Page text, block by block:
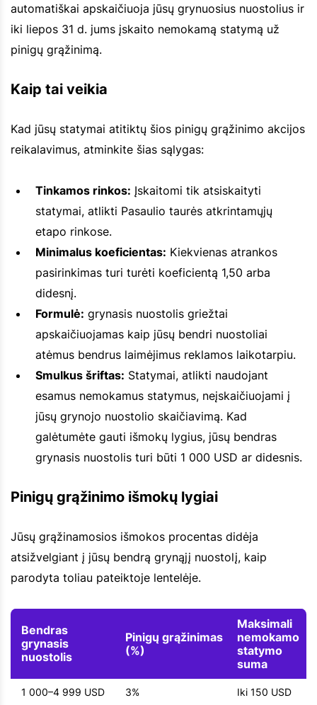
automatiškai apskaičiuoja jūsų grynuosius nuostolius ir
iki liepos 31 d. jums įskaito nemokamą statymą už
pinigų grąžinimą.
Kaip tai veikia
Kad jūsų statymai atitiktų šios pinigų grąžinimo akcijos
reikalavimus, atminkite šias sąlygas:
Tinkamos rinkos: Įskaitomi tik atsiskaityti
statymai, atlikti Pasaulio taurės atkrintamųjų
etapo rinkose.
Minimalus koeficientas: Kiekvienas atrankos
pasirinkimas turi turėti koeficientą 1,50 arba
didesnį.
Formulė: grynasis nuostolis griežtai
apskaičiuojamas kaip jūsų bendri nuostoliai
atėmus bendrus laimėjimus reklamos laikotarpiu.
Smulkus šriftas: Statymai, atlikti naudojant
esamus nemokamus statymus, neįskaičiuojami į
jūsų grynojo nuostolio skaičiavimą. Kad
galėtumėte gauti išmokų lygius, jūsų bendras
grynasis nuostolis turi būti 1 000 USD ar didesnis.
Pinigų grąžinimo išmokų lygiai
Jūsų grąžinamosios išmokos procentas didėja
atsižvelgiant į jūsų bendrą grynąjį nuostolį, kaip
parodyta toliau pateiktoje lentelėje.
Bendras
grynasis
nuostolis
Pinigų grąžinimas
(%)
Maksimali
nemokamo
statymo
suma
1 000–4 999 USD 3% Iki 150 USD